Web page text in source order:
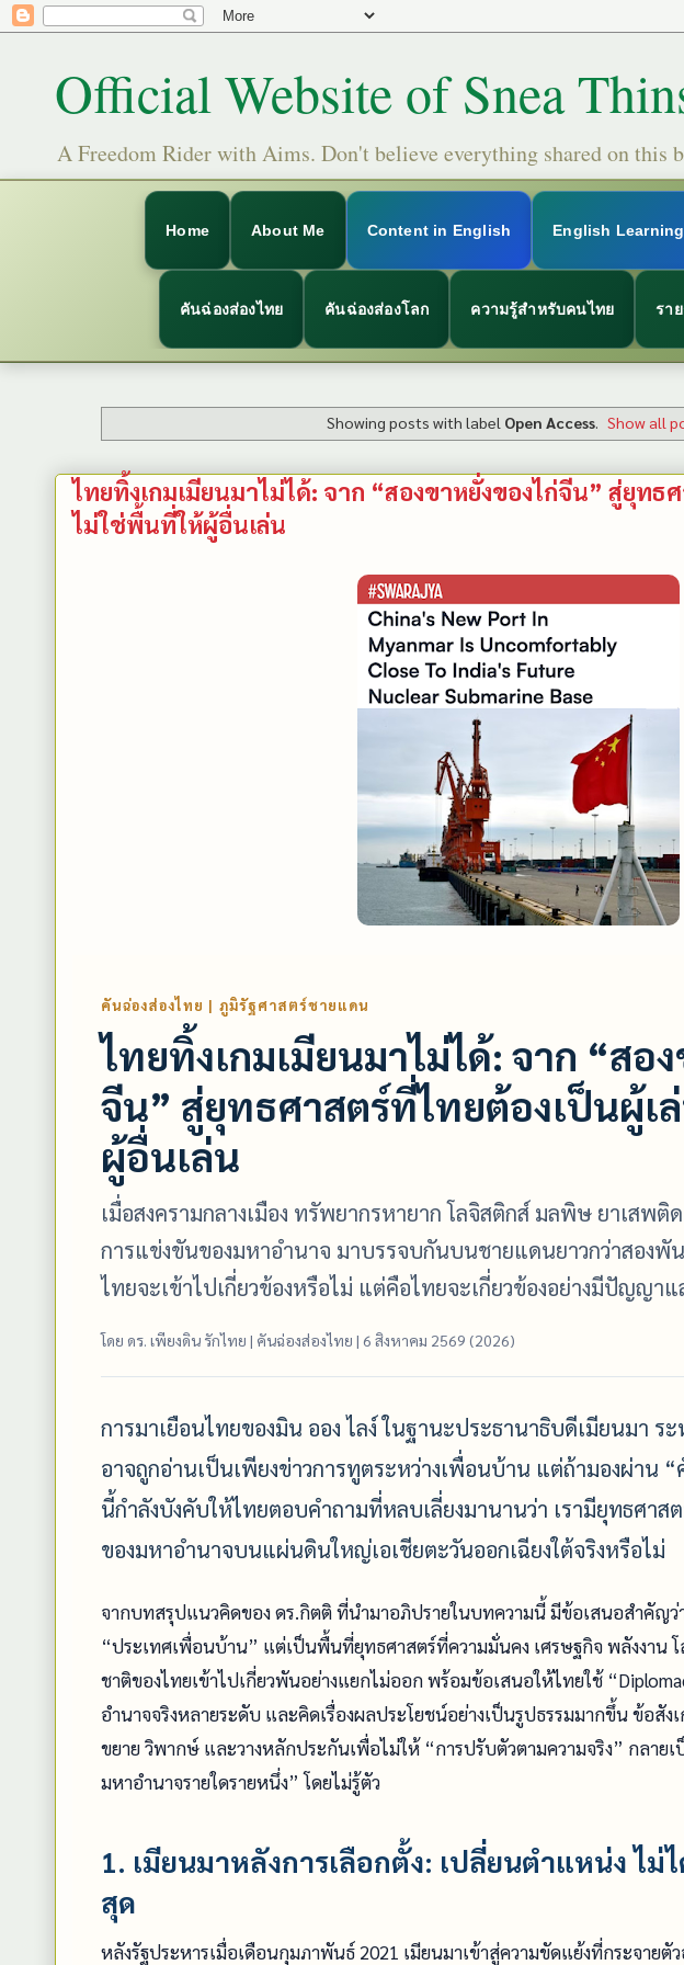
Official Website of Snea
A Freedom Rider with Aims. Don't believe everything shared on this
Home About Me Content in English English
คันฉ่องส่องไทย คันฉ่องส่องโลก ความรู้สำหรับคนไทย รา
Showing posts with label Open Access. Show all
ไทยทิ้งเกมเมียนมาไม่ได้: จาก “สองขาหยั่งของไก่จีน” สู่ยุทธ
ไม่ใช่พื้นที่ให้ผู้อื่นเล่น
คันฉ่องส่องไทย | ภูมิรัฐศาสตร์ชายแดน
ไทยทิ้งเกมเมียนมาไม่ได้: จาก “สอ
จีน” สู่ยุทธศาสตร์ที่ไทยต้องเป็นผู้เ
ผู้อื่นเล่น
เมื่อสงครามกลางเมือง ทรัพยากรหายาก โลจิสติกส์ มลพิษ ยาเสพ
การแข่งขันของมหาอำนาจ มาบรรจบกันบนชายแดนยาวกว่าสองพัน
ไทยจะเข้าไปเกี่ยวข้องหรือไม่ แต่คือไทยจะเกี่ยวข้องอย่างมีปัญญา
โดย ดร. เพียงดิน รักไทย | คันฉ่องส่องไทย | 6 สิงหาคม 2569 (2026)
การมาเยือนไทยของมิน ออง ไลง์ ในฐานะประธานาธิบดีเมียนมา ร
อาจถูกอ่านเป็นเพียงข่าวการทูตระหว่างเพื่อนบ้าน แต่ถ้ามองผ่าน
นี้กำลังบังคับให้ไทยตอบคำถามที่หลบเลี่ยงมานานว่า เรามียุทธศาส
ของมหาอำนาจบนแผ่นดินใหญ่เอเชียตะวันออกเฉียงใต้จริงหรือไม่
จากบทสรุปแนวคิดของ ดร.กิตติ ที่นำมาอภิปรายในบทความนี้ มีข้อเสนอสำคัญว่
“ประเทศเพื่อนบ้าน” แต่เป็นพื้นที่ยุทธศาสตร์ที่ความมั่นคง เศรษฐกิจ พลังงาน
ชาติของไทยเข้าไปเกี่ยวพันอย่างแยกไม่ออก พร้อมข้อเสนอให้ไทยใช้
อำนาจจริงหลายระดับ และคิดเรื่องผลประโยชน์อย่างเป็นรูปธรรมมากขึ้น ข้อสั
ขยาย วิพากษ์ และวางหลักประกันเพื่อไม่ให้ “การปรับตัวตามความจริง” กลายเ
มหาอำนาจรายใดรายหนึ่ง” โดยไม่รู้ตัว
1. เมียนมาหลังการเลือกตั้ง: เปลี่ยนตำแหน่ง ไม่
สุด
หลังรัฐประหารเมื่อเดือนกุมภาพันธ์ 2021 เมียนมาเข้าสู่ความขัดแย้งที่กระจายตั